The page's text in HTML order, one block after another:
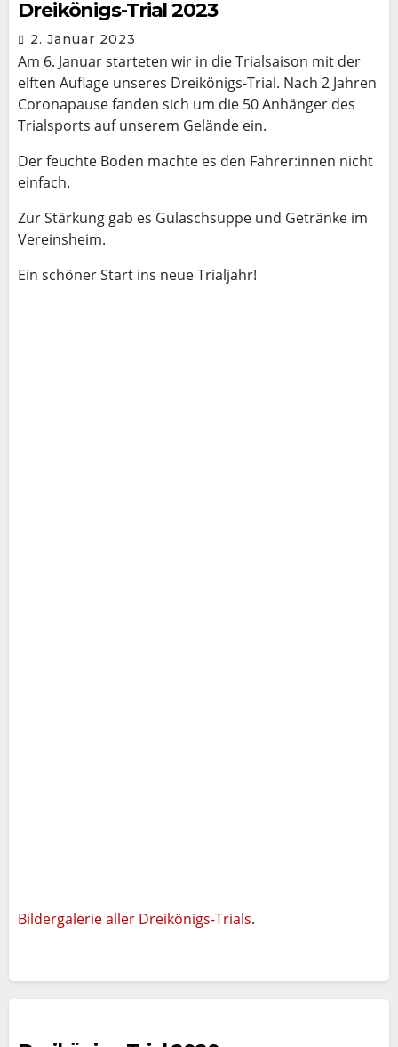
Dreikönigs-Trial 2023
2. Januar 2023
Am 6. Januar starteten wir in die Trialsaison mit der
elften Auflage unseres Dreikönigs-Trial. Nach 2 Jahren
Coronapause fanden sich um die 50 Anhänger des
Trialsports auf unserem Gelände ein.
Der feuchte Boden machte es den Fahrer:innen nicht
einfach.
Zur Stärkung gab es Gulaschsuppe und Getränke im
Vereinsheim.
Ein schöner Start ins neue Trialjahr!
Bildergalerie aller Dreikönigs-Trials.